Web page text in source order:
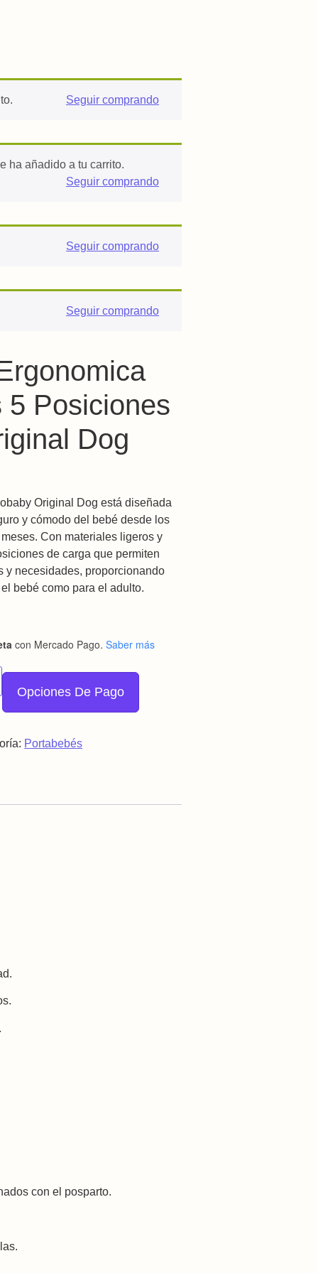
Seguir comprando
ha añadido a tu carrito.
Seguir comprando
Seguir comprando
Seguir comprando
5 Posiciones
Dog
Original Dog está diseñada
y cómodo del bebé desde los
Con materiales ligeros y
de carga que permiten
y necesidades, proporcionando
bebé como para el adulto.
con Mercado Pago. Saber más
5 Posiciones Ecobaby Original Dog cantidad
Opciones De Pago
Portabebés
con el posparto.